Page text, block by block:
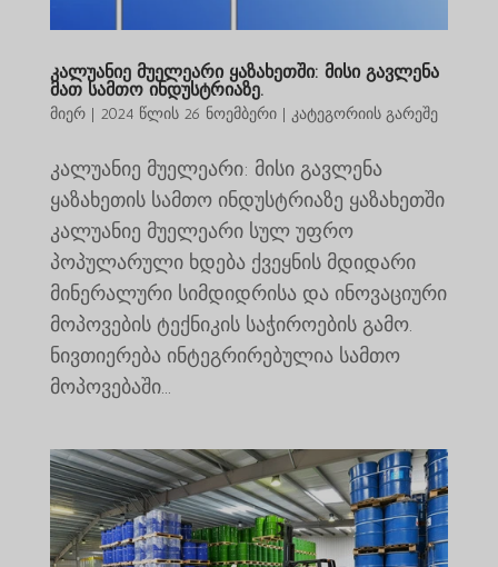
კალუანიე მუელეარი ყაზახეთში: მისი გავლენა
მათ სამთო ინდუსტრიაზე.
მიერ | 2024 წლის 26 ნოემბერი| კატეგორიის გარეშე
კალუანიე მუელეარი: მისი გავლენა
ყაზახეთის სამთო ინდუსტრიაზე ყაზახეთში
კალუანიე მუელეარი სულ უფრო
პოპულარული ხდება ქვეყნის მდიდარი
მინერალური სიმდიდრისა და ინოვაციური
მოპოვების ტექნიკის საჭიროების გამო.
ნივთიერება ინტეგრირებულია სამთო
მოპოვებაში...